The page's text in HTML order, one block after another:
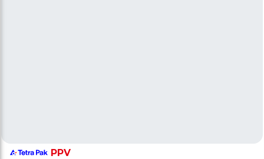
PPV